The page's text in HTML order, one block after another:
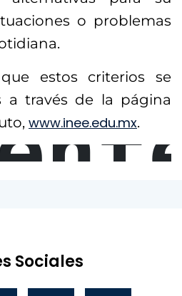
o problemas
estos criterios se
a través de la página
www.inee.edu.mx.
Sociales